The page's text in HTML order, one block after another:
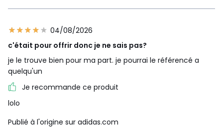
04/08/2026
c'était pour offrir donc je ne sais pas?
je le trouve bien pour ma part. je pourrai le référencé a
quelqu'un
Je recommande ce produit
lolo
Publié à l'origine sur adidas.com